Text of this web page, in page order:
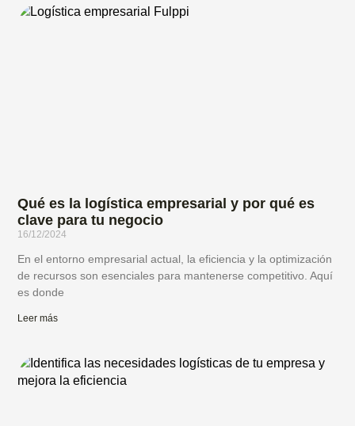
Qué es la logística empresarial y por qué es
clave para tu negocio
16/12/2024
En el entorno empresarial actual, la eficiencia y la optimización
de recursos son esenciales para mantenerse competitivo. Aquí
es donde
Leer más